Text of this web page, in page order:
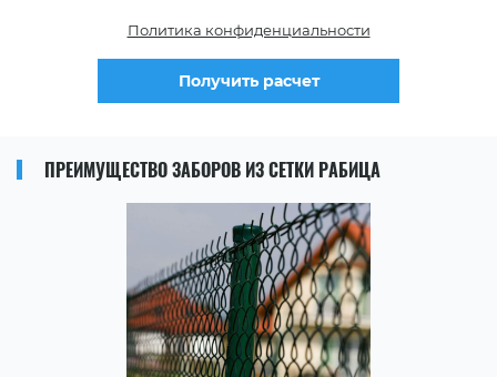
Политика конфиденциальности
Получить расчет
ПРЕИМУЩЕСТВО ЗАБОРОВ ИЗ СЕТКИ РАБИЦА